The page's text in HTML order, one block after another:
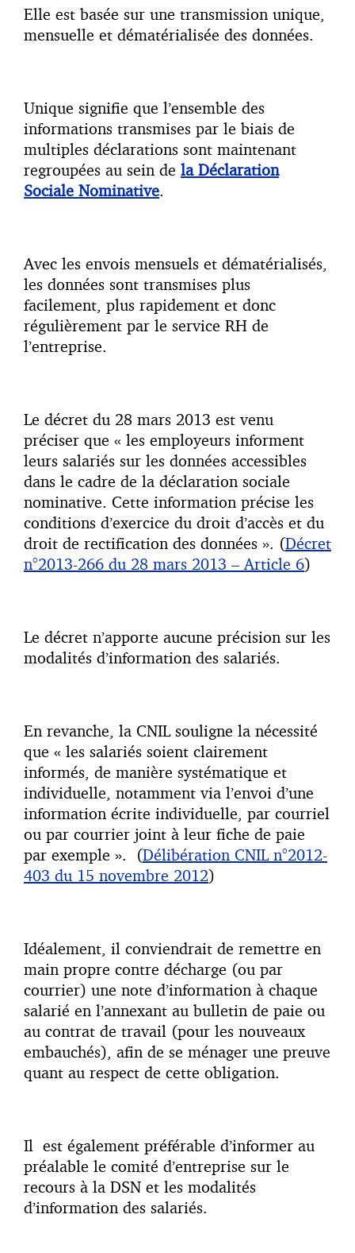
Elle est basée sur une transmission unique,
mensuelle et dématérialisée des données.
Unique signifie que l’ensemble des
informations transmises par le biais de
multiples déclarations sont maintenant
regroupées au sein de la Déclaration
Sociale Nominative.
Avec les envois mensuels et dématérialisés,
les données sont transmises plus
facilement, plus rapidement et donc
régulièrement par le service RH de
l’entreprise.
Le décret du 28 mars 2013 est venu
préciser que « les employeurs informent
leurs salariés sur les données accessibles
dans le cadre de la déclaration sociale
nominative. Cette information précise les
conditions d’exercice du droit d’accès et du
droit de rectification des données ». (Décret
n°2013-266 du 28 mars 2013 – Article 6)
Le décret n’apporte aucune précision sur les
modalités d’information des salariés.
En revanche, la CNIL souligne la nécessité
que « les salariés soient clairement
informés, de manière systématique et
individuelle, notamment via l’envoi d’une
information écrite individuelle, par courriel
ou par courrier joint à leur fiche de paie
par exemple ». (Délibération CNIL n°2012-
403 du 15 novembre 2012)
Idéalement, il conviendrait de remettre en
main propre contre décharge (ou par
courrier) une note d’information à chaque
salarié en l’annexant au bulletin de paie ou
au contrat de travail (pour les nouveaux
embauchés), afin de se ménager une preuve
quant au respect de cette obligation.
Il est également préférable d’informer au
préalable le comité d’entreprise sur le
recours à la DSN et les modalités
d’information des salariés.